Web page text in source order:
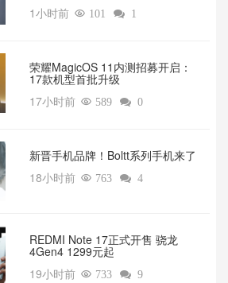
1小时前  101  1
荣耀MagicOS 11内测招募开启：
17款机型首批升级
17小时前  589  0
新晋手机品牌！Boltt系列手机来了
18小时前  763  4
REDMI Note 17正式开售 骁龙
4Gen4 1299元起
19小时前  733  9